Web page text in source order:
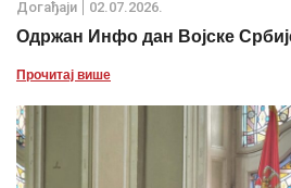
Дoгађаjи 02.07.2026.
Одржан Инфо дан Војске
Прочитај више